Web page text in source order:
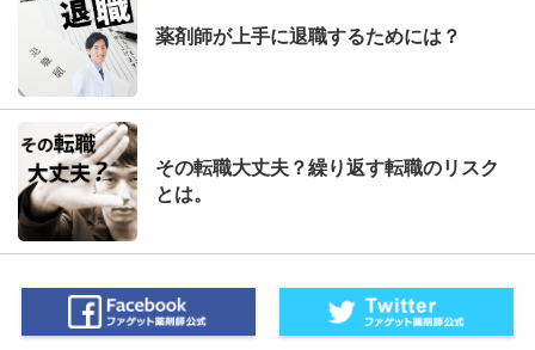
薬剤師が上手に退職するためには？
その転職大丈夫？繰り返す転職のリスク
とは。